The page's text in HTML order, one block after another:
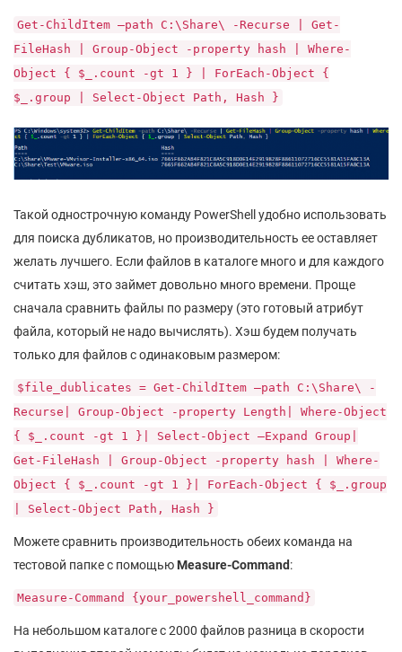
Get-ChildItem –path C:\Share\ -Recurse | Get-
FileHash | Group-Object -property hash | Where-
Object { $_.count -gt 1 } | ForEach-Object {
$_.group | Select-Object Path, Hash }
Такой однострочную команду PowerShell удобно использовать
для поиска дубликатов, но производительность ее оставляет
желать лучшего. Если файлов в каталоге много и для каждого
считать хэш, это займет довольно много времени. Проще
сначала сравнить файлы по размеру (это готовый атрибут
файла, который не надо вычислять). Хэш будем получать
только для файлов с одинаковым размером:
$file_dublicates = Get-ChildItem –path C:\Share\ -
Recurse| Group-Object -property Length| Where-Object
{ $_.count -gt 1 }| Select-Object –Expand Group|
Get-FileHash | Group-Object -property hash | Where-
Object { $_.count -gt 1 }| ForEach-Object { $_.group
| Select-Object Path, Hash }
Можете сравнить производительность обеих команда на
тестовой папке с помощью Measure-Command:
Measure-Command {your_powershell_command}
На небольшом каталоге с 2000 файлов разница в скорости